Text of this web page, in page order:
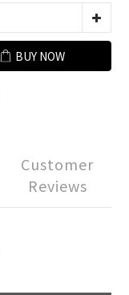
BUY NOW
Customer
Reviews